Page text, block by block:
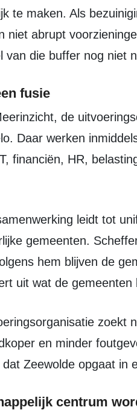
te maken. Als
niet abrupt
van die buffer nog niet
fusie
Daar werken
financiën, HR,
gemeenten.
hem blijven de
uit wat de gemeenten
en minder
Zeewolde opgaat in
centrum